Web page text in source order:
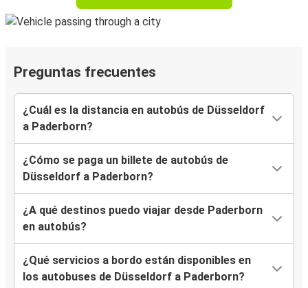
Preguntas frecuentes
¿Cuál es la distancia en autobús de Düsseldorf
a Paderborn?
¿Cómo se paga un billete de autobús de
Düsseldorf a Paderborn?
¿A qué destinos puedo viajar desde Paderborn
en autobús?
¿Qué servicios a bordo están disponibles en
los autobuses de Düsseldorf a Paderborn?